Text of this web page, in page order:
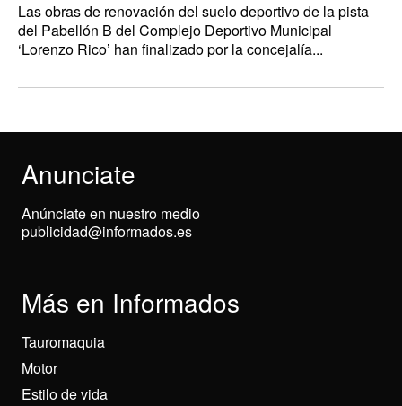
Las obras de renovación del suelo deportivo de la pista
del Pabellón B del Complejo Deportivo Municipal
‘Lorenzo Rico’ han finalizado por la concejalía...
Anunciate
Anúnciate en nuestro medio
publicidad@informados.es
Más en Informados
Tauromaquia
Motor
Estilo de vida